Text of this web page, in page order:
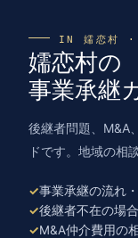
IN 嬬恋村 ·
嬬恋村の
事業承継
後継者問題、M&A
ドです。地域の相
事業承継の流れ
後継者不在の場
M&A仲介費用の